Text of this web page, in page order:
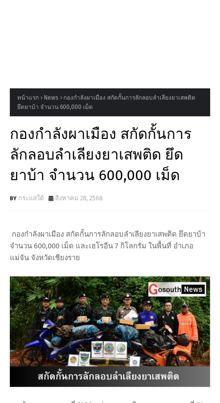
หน้าแรก News
กองกำลังผาเมือง สกัดกั้นการลักลอบลำเลียงยาเสพติด
ยึดยาบ้า จำนวน 600,000 เม็ด
กองกำลังผาเมือง สกัดกั้นการ
ลักลอบลำเลียงยาเสพติด ยึด
ยาบ้า จำนวน 600,000 เม็ด
กระแสใต้ สิงหาคม 28, 2568
กองกำลังผาเมือง สกัดกั้นการลักลอบลำเลียงยาเสพติด ยึดยาบ้า
จำนวน 600,000 เม็ด และเฮโรอีน 7 กิโลกรัม ในพื้นที่ อำเภอ
แม่จัน จังหวัดเชียงราย